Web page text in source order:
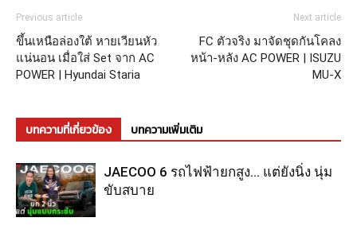
Previous article
ขึ้นเหนือล่องใต้ หายเวียนหัว
แน่นอน เมื่อใส่ Set จาก AC
POWER | Hyundai Staria
Next article
FC ตัวจริง มาจัดชุดกันโคลง
หน้า-หลัง AC POWER | ISUZU
MU-X
บทความที่เกี่ยวข้อง บทความเพิ่มเติม
JAECOO 6 รถไฟฟ้ายกสูง… แต่ยังนิ่ง นุ่ม
ขับสบาย